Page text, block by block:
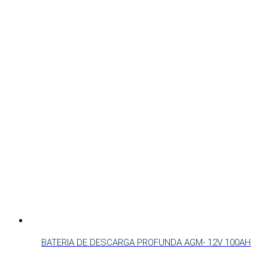
BATERIA DE DESCARGA PROFUNDA AGM- 12V 100AH